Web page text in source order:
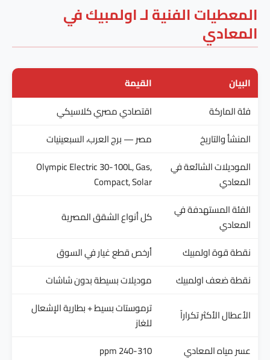
المعطيات الفنية لـ اولمبيك في
المعادي
البيان
القيمة
فئة الماركة
اقتصادي مصري كلاسيكي
المنشأ والتاريخ
مصر — برج العرب، السبعينيات
الموديلات الشائعة في
المعادي
Olympic Electric 30-100L, Gas,
Compact, Solar
الفئة المستهدفة في
المعادي
كل أنواع الشقق المصرية
نقطة قوة اولمبيك
أرخص قطع غيار في السوق
نقطة ضعف اولمبيك
موديلات بسيطة بدون شاشات
الأعطال الأكثر تكراراً
ترموستات بسيط + بطارية الإشعال
للغاز
عسر مياه المعادي
240-310 ppm